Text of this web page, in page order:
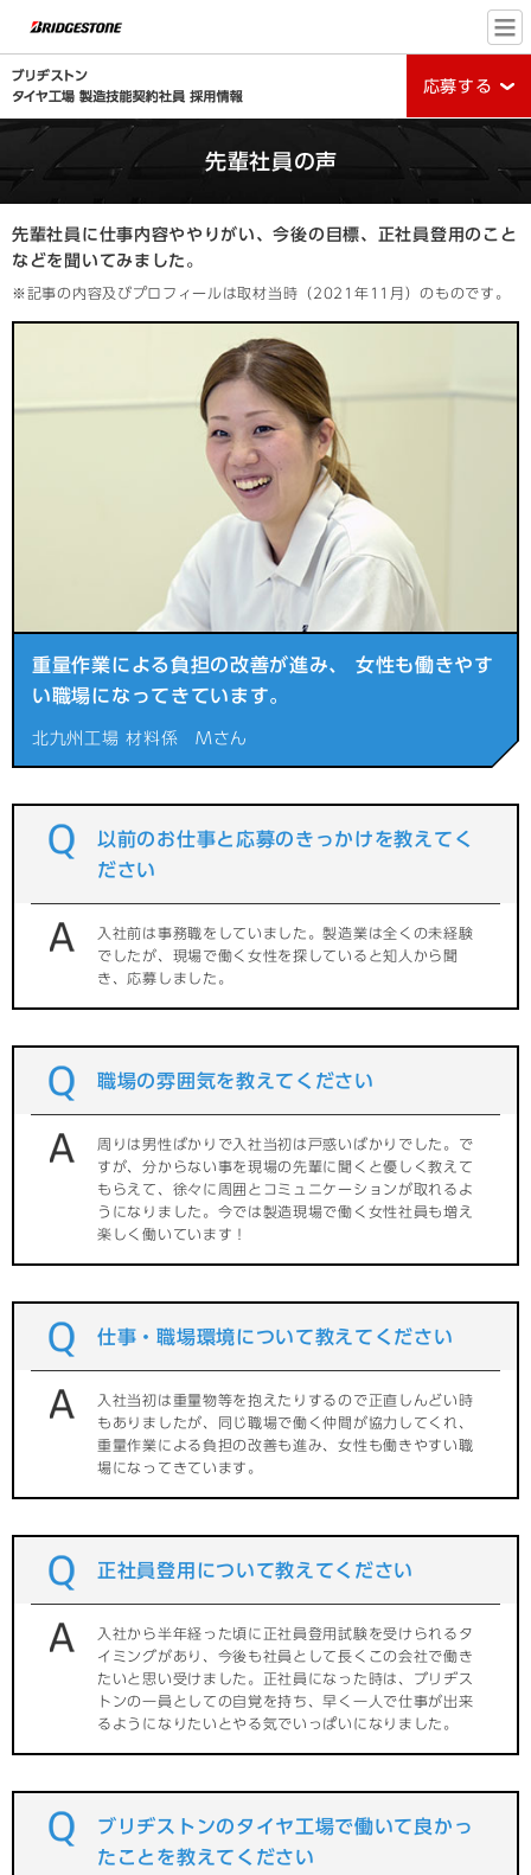
応募する
先輩社員の声
先輩社員に仕事内容ややりがい、今後の目標、
正社員登用のこと
などを聞いてみました。
※記事の内容及びプロフィールは取材当時（2021年11月）のものです。
重量作業による負担の改善が進み、
女性も働きやす
い職場になってきています。
北九州工場 材料係 Mさん
以前のお仕事と応募のきっかけを教えてく
ださい
入社前は事務職をしていました。製造業は全くの未経験
でしたが、現場で働く女性を探していると知人から聞
き、応募しました。
職場の雰囲気を教えてください
周りは男性ばかりで入社当初は戸惑いばかりでした。で
すが、分からない事を現場の先輩に聞くと優しく教えて
もらえて、徐々に周囲とコミュニケーションが取れるよ
うになりました。今では製造現場で働く女性社員も増え
楽しく働いています！
仕事・職場環境について教えてください
入社当初は重量物等を抱えたりするので正直しんどい時
もありましたが、同じ職場で働く仲間が協力してくれ、
重量作業による負担の改善も進み、女性も働きやすい職
場になってきています。
正社員登用について教えてください
入社から半年経った頃に正社員登用試験を受けられるタ
イミングがあり、今後も社員として長くこの会社で働き
たいと思い受けました。正社員になった時は、ブリヂス
トンの一員としての自覚を持ち、早く一人で仕事が出来
るようになりたいとやる気でいっぱいになりました。
ブリヂストンのタイヤ工場で働いて良かっ
たことを教えてください